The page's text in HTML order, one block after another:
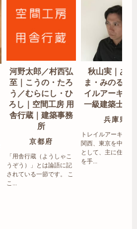
河野太郎／村西弘
至｜こうの・たろ
う／むらにし・ひ
ろし｜空間工房 用
舎行蔵｜建築事務
所
京都府
「用舎行蔵（ようしゃこ
うぞう）」とは論語に記
されている一節です。 こ
こ...
秋山実｜あき
ま・みのる｜
イルアーキテ
一級建築士事
兵庫県
トレイルアーキテク
関西、東京を中心エ
として、主に住宅の
を手...